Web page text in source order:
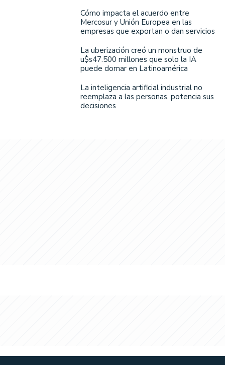
Cómo impacta el acuerdo entre
Mercosur y Unión Europea en las
empresas que exportan o dan servicios
La uberización creó un monstruo de
u$s47.500 millones que solo la IA
puede domar en Latinoamérica
La inteligencia artificial industrial no
reemplaza a las personas, potencia sus
decisiones